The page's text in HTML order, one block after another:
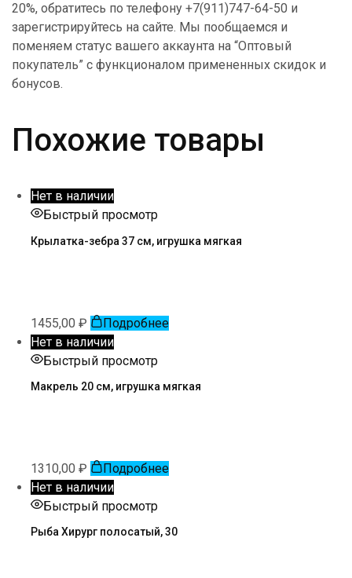
20%, обратитесь по телефону +7(911)747-64-50 и
зарегистрируйтесь на сайте. Мы пообщаемся и
поменяем статус вашего аккаунта на “Оптовый
покупатель” с функционалом примененных скидок и
бонусов.
Похожие товары
Нет в наличии
Быстрый просмотр
Крылатка-зебра 37 см, игрушка мягкая
1455,00 ₽
Подробнее
Нет в наличии
Быстрый просмотр
Макрель 20 см, игрушка мягкая
1310,00 ₽
Подробнее
Нет в наличии
Быстрый просмотр
Рыба Хирург полосатый, 30